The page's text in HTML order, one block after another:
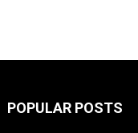
POPULAR POSTS